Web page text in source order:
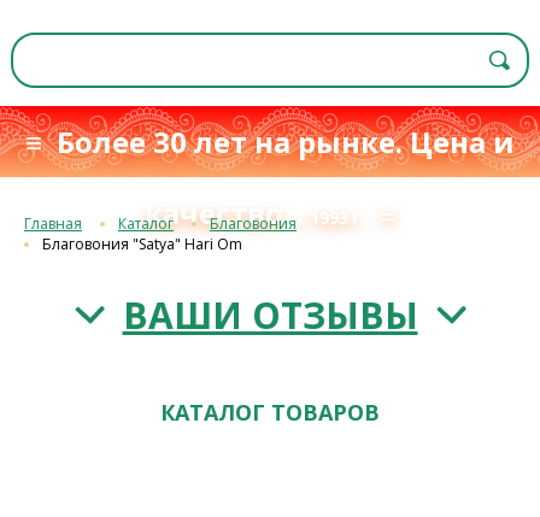
≡ Более 30 лет на рынке. Цена и
качество с 1993 г. ≡
Главная Каталог
Благовония
Благовония "Satya" Hari Om
ВАШИ ОТЗЫВЫ
КАТАЛОГ ТОВАРОВ